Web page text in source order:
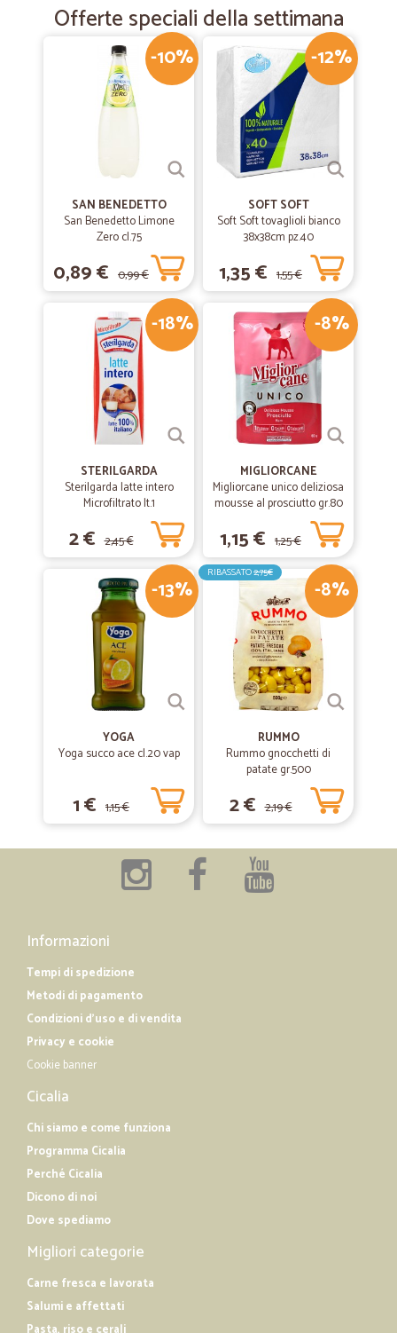
Offerte speciali della settimana
-10%
SAN BENEDETTO
San Benedetto Limone
Zero cl.75
0,89 € 0,99 €
-12%
SOFT SOFT
Soft Soft tovaglioli bianco
38x38cm pz.40
1,35 € 1,55 €
-18%
STERILGARDA
Sterilgarda latte intero
Microfiltrato lt.1
2 € 2,45 €
-8%
MIGLIORCANE
Migliorcane unico deliziosa
mousse al prosciutto gr.80
1,15 € 1,25 €
-13%
YOGA
Yoga succo ace cl.20 vap
1 € 1,15 €
-8%
RIBASSATO2,75€
RUMMO
Rummo gnocchetti di
patate gr.500
2 € 2,19 €
Informazioni
Tempi di spedizione
Metodi di pagamento
Condizioni d'uso e di vendita
Privacy e cookie
Cookie banner
Cicalia
Chi siamo e come funziona
Programma Cicalia
Perché Cicalia
Dicono di noi
Dove spediamo
Migliori categorie
Carne fresca e lavorata
Salumi e affettati